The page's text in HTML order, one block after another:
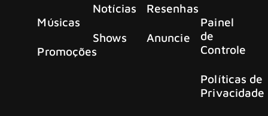
Músicas
Promoções
Notícias
Shows
Resenhas
Anuncie
Painel
de
Controle
Políticas de
Privacidade